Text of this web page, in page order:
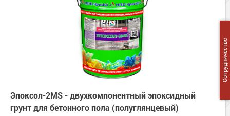
Эпоксол-2MS - двухкомпонентный эпоксидный
грунт для бетонного пола (полуглянцевый)
Сотрудничество